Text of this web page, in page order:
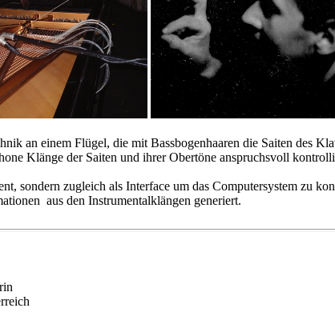
an einem Flügel, die mit Bassbogenhaaren die Saiten des
Klänge der Saiten und ihrer Obertöne anspruchsvoll
sondern zugleich als Interface um das Computersystem zu
aus den Instrumentalklängen generiert.
Österreich